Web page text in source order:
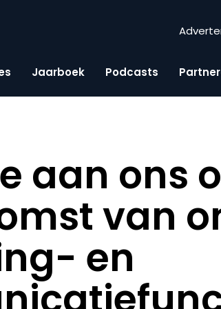
Jaarboek Podcasts
aan ons
van
en